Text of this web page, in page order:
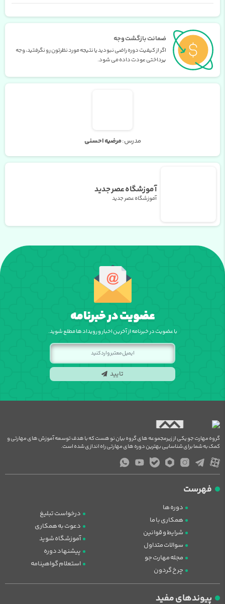
ضمانت بازگشت وجه
اگر از کیفیت دوره راضی نبودید یا نتیجه مورد نظرتون رو نگرفتید، وجه
پرداختی عودت داده می شود.
مدرس:مرضیه احسنی
آموزشگاه عصر جدید
آموزشگاه عصر جدید
عضویت در خبرنامه
با عضویت در خبرنامه از آخرین اخبار و رویداد ها مطلع شوید.
تایید
گروه مهارت جو یکی از زیرمجموعه های گروه بیان نو هست که با هدف توسعه آموزش های مهارتی و
کمک به شما برای شناسایی بهترین دوره های مهارتی راه اندازی شده است.
فهرست
دوره ها
همکاری با ما
شرایط و قوانین
سوالات متداول
مجله مهارت جو
چرخ گردون
درخواست تبلیغ
دعوت به همکاری
آموزشگاه شوید
پیشنهاد دوره
استعلام گواهینامه
پیوندهای مفید